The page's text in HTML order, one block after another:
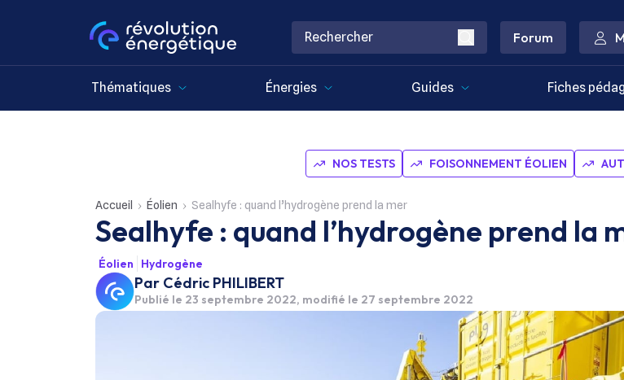
Forum
Thématiques Énergies Guides Fiches
NOS TESTS FOISONNEMENT ÉOLIEN
Accueil Éolien Sealhyfe : quand l’hydrogène prend la mer
Sealhyfe : quand l’hydrogène prend la
Éolien Hydrogène
Par Cédric PHILIBERT
Publié le 23 septembre 2022, modifié le 27 septembre 2022